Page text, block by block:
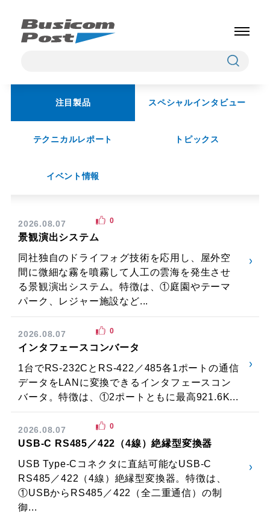
注目製品 スペシャルインタビュー
テクニカルレポート トピックス
イベント情報
2026.08.07
景観演出システム
同社独自のドライフォグ技術を応用し、屋外空
間に微細な霧を噴霧して人工の雲海を発生させ
る景観演出システム。特徴は、①庭園やテーマ
パーク、レジャー施設など...
0
2026.08.07
インタフェースコンバータ
1台でRS-232CとRS-422／485各1ポートの通信
データをLANに変換できるインタフェースコン
バータ。特徴は、①2ポートともに最高921.6K...
0
2026.08.07
USB-C RS485／422（4線）絶縁型変換器
USB Type-Cコネクタに直結可能なUSB-C
RS485／422（4線）絶縁型変換器。特徴は、
①USBからRS485／422（全二重通信）の制
御...
0